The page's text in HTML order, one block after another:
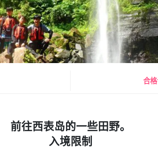
合
前往西表岛的一些田野。
入境限制